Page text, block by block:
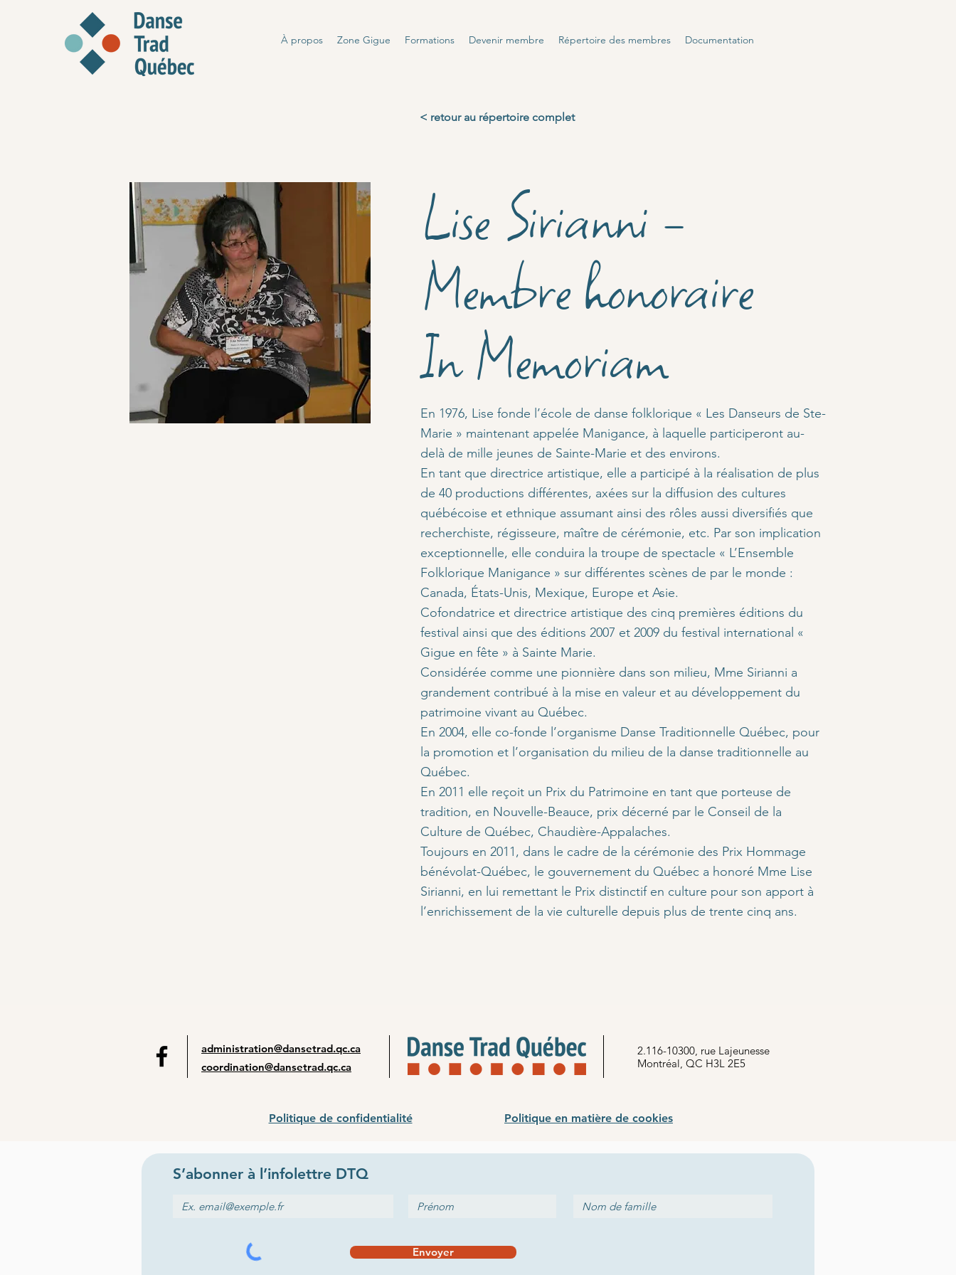
À propos Zone Gigue Formations Devenir membre Répertoire des membres Documentation
< retour au répertoire complet
Lise Sirianni -
Membre honoraire
In Memoriam
En 1976, Lise fonde l’école de danse folklorique « Les Danseurs de Ste-
Marie » maintenant appelée Manigance, à laquelle participeront au-
delà de mille jeunes de Sainte-Marie et des environs.
En tant que directrice artistique, elle a participé à la réalisation de plus
de 40 productions différentes, axées sur la diffusion des cultures
québécoise et ethnique assumant ainsi des rôles aussi diversifiés que
recherchiste, régisseure, maître de cérémonie, etc. Par son implication
exceptionnelle, elle conduira la troupe de spectacle « L’Ensemble
Folklorique Manigance » sur différentes scènes de par le monde :
Canada, États-Unis, Mexique, Europe et Asie.
Cofondatrice et directrice artistique des cinq premières éditions du
festival ainsi que des éditions 2007 et 2009 du festival international «
Gigue en fête » à Sainte Marie.
Considérée comme une pionnière dans son milieu, Mme Sirianni a
grandement contribué à la mise en valeur et au développement du
patrimoine vivant au Québec.
En 2004, elle co-fonde l’organisme Danse Traditionnelle Québec, pour
la promotion et l’organisation du milieu de la danse traditionnelle au
Québec.
En 2011 elle reçoit un Prix du Patrimoine en tant que porteuse de
tradition, en Nouvelle-Beauce, prix décerné par le Conseil de la
Culture de Québec, Chaudière-Appalaches.
Toujours en 2011, dans le cadre de la cérémonie des Prix Hommage
bénévolat-Québec, le gouvernement du Québec a honoré Mme Lise
Sirianni, en lui remettant le Prix distinctif en culture pour son apport à
l’enrichissement de la vie culturelle depuis plus de trente cinq ans.
administration@dansetrad.qc.ca
coordination@dansetrad.qc.ca
2.116-10300, rue Lajeunesse
Montréal, QC H3L 2E5
Politique de confidentialité Politique en matière de cookies
S’abonner à l’infolettre DTQ
Envoyer